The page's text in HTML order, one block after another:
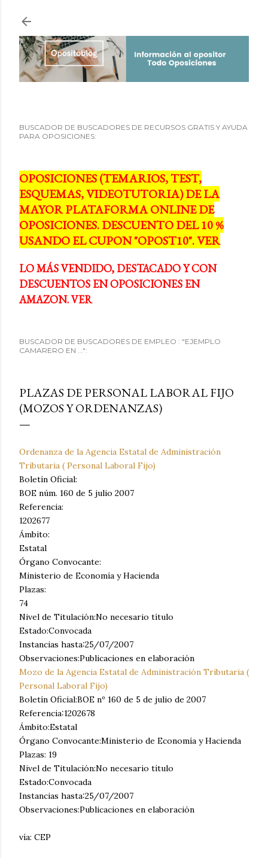
BUSCADOR DE BUSCADORES DE RECURSOS GRATIS Y AYUDA
PARA OPOSICIONES:
OPOSICIONES (TEMARIOS, TEST,
ESQUEMAS, VIDEOTUTORIA) DE LA
MAYOR PLATAFORMA ONLINE DE
OPOSICIONES. DESCUENTO DEL 10 %
USANDO EL CUPON "OPOST10". VER
LO MÁS VENDIDO, DESTACADO Y CON
DESCUENTOS EN OPOSICIONES EN
AMAZON. VER
BUSCADOR DE BUSCADORES DE EMPLEO : "EJEMPLO
CAMARERO EN ...":
PLAZAS DE PERSONAL LABORAL FIJO
(MOZOS Y ORDENANZAS)
Ordenanza de la Agencia Estatal de Administración
Tributaria ( Personal Laboral Fijo)
Boletín Oficial:
BOE núm. 160 de 5 julio 2007
Referencia:
1202677
Ámbito:
Estatal
Órgano Convocante:
Ministerio de Economía y Hacienda
Plazas:
74
Nivel de Titulación:No necesario título
Estado:Convocada
Instancias hasta:25/07/2007
Observaciones:Publicaciones en elaboración
Mozo de la Agencia Estatal de Administración Tributaria (
Personal Laboral Fijo)
Boletín Oficial:BOE nº 160 de 5 de julio de 2007
Referencia:1202678
Ámbito:Estatal
Órgano Convocante:Ministerio de Economía y Hacienda
Plazas: 19
Nivel de Titulación:No necesario título
Estado:Convocada
Instancias hasta:25/07/2007
Observaciones:Publicaciones en elaboración
vía: CEP